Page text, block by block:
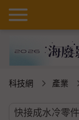
科技網 產業